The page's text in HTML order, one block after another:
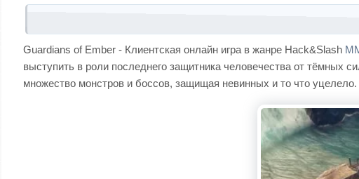
Guardians of Ember - Клиентская онлайн игра в жанре Hack&Slash
выступить в роли последнего защитника человечества от тёмных
множество монстров и боссов, защищая невинных и то что уцелело.